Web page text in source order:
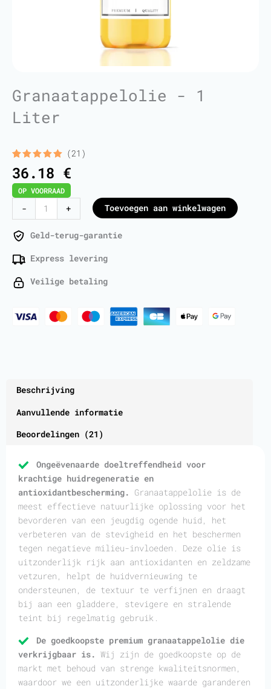
Granaatappelolie - 1
Liter
Gewaardeerd
5.00 op 5
gebaseerd
op
21
klant
waarderingen
(21)
36.18 €
OP VOORRAAD
-
Pomegranate
Oil
-
Liter
+ Toevoegen aan winkelwagen
Geld-terug-garantie
Express levering
Veilige betaling
Beschrijving
Aanvullende informatie
Beoordelingen (21)
Ongeëvenaarde doeltreffendheid voor
krachtige huidregeneratie en
antioxidantbescherming. Granaatappelolie is de
meest effectieve natuurlijke oplossing voor het
bevorderen van een jeugdig ogende huid, het
verbeteren van de stevigheid en het beschermen
tegen negatieve milieu-invloeden. Deze olie is
uitzonderlijk rijk aan antioxidanten en zeldzame
vetzuren, helpt de huidvernieuwing te
ondersteunen, de textuur te verfijnen en draagt
bij aan een gladdere, stevigere en stralende
teint bij regelmatig gebruik.
De goedkoopste premium granaatappelolie die
verkrijgbaar is. Wij zijn de goedkoopste op de
markt met behoud van strenge kwaliteitsnormen,
waardoor we een uitzonderlijke waarde garanderen